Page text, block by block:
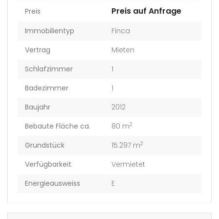
Preis Preis auf Anfrage
Immobilientyp
Finca
Vertrag
Mieten
Schlafzimmer
1
Badezimmer
1
Baujahr
2012
Bebaute Fläche ca.
80 m2
Grundstück 15.297 m2
Verfügbarkeit
Vermietet
Energieausweiss
E